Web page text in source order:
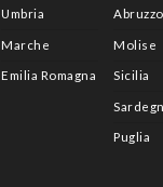
Umbria
Marche
Emilia Romagna
Abruzzo
Molise
Sicilia
Puglia